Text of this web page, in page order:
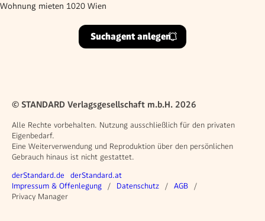
Wohnung mieten 1020 Wien
Suchagent anlegen
© STANDARD Verlagsgesellschaft m.b.H. 2026
Alle Rechte vorbehalten. Nutzung ausschließlich für den privaten
Eigenbedarf.
Eine Weiterverwendung und Reproduktion über den persönlichen
Gebrauch hinaus ist nicht gestattet.
Weitere Angebote
derStandard.de derStandard.at
Rechtliches
Impressum & Offenlegung Datenschutz
AGB
Privacy Manager